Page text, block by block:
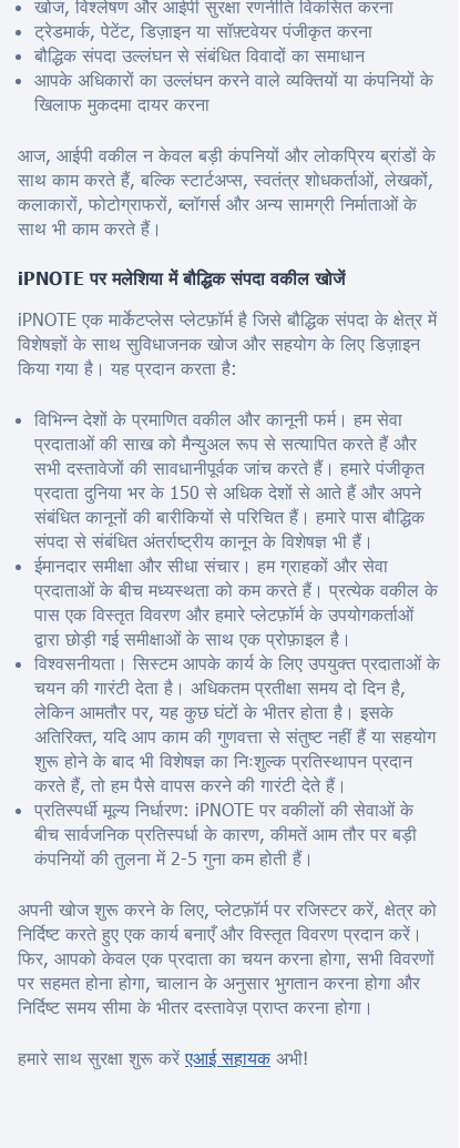
खोज, विश्लेषण और आईपी सुरक्षा रणनीति विकसित करना
ट्रेडमार्क, पेटेंट, डिज़ाइन या सॉफ़्टवेयर पंजीकृत करना
बौद्धिक संपदा उल्लंघन से संबंधित विवादों का समाधान
आपके अधिकारों का उल्लंघन करने वाले व्यक्तियों या कंपनियों के
खिलाफ मुकदमा दायर करना
आज, आईपी वकील न केवल बड़ी कंपनियों और लोकप्रिय ब्रांडों के
साथ काम करते हैं, बल्कि स्टार्टअप्स, स्वतंत्र शोधकर्ताओं, लेखकों,
कलाकारों, फोटोग्राफरों, ब्लॉगर्स और अन्य सामग्री निर्माताओं के
साथ भी काम करते हैं।
iPNOTE पर मलेशिया में बौद्धिक संपदा वकील खोजें
iPNOTE एक मार्केटप्लेस प्लेटफ़ॉर्म है जिसे बौद्धिक संपदा के क्षेत्र में
विशेषज्ञों के साथ सुविधाजनक खोज और सहयोग के लिए डिज़ाइन
किया गया है। यह प्रदान करता है:
विभिन्न देशों के प्रमाणित वकील और कानूनी फर्म। हम सेवा
प्रदाताओं की साख को मैन्युअल रूप से सत्यापित करते हैं और
सभी दस्तावेजों की सावधानीपूर्वक जांच करते हैं। हमारे पंजीकृत
प्रदाता दुनिया भर के 150 से अधिक देशों से आते हैं और अपने
संबंधित कानूनों की बारीकियों से परिचित हैं। हमारे पास बौद्धिक
संपदा से संबंधित अंतर्राष्ट्रीय कानून के विशेषज्ञ भी हैं।
ईमानदार समीक्षा और सीधा संचार। हम ग्राहकों और सेवा
प्रदाताओं के बीच मध्यस्थता को कम करते हैं। प्रत्येक वकील के
पास एक विस्तृत विवरण और हमारे प्लेटफ़ॉर्म के उपयोगकर्ताओं
द्वारा छोड़ी गई समीक्षाओं के साथ एक प्रोफ़ाइल है।
विश्वसनीयता। सिस्टम आपके कार्य के लिए उपयुक्त प्रदाताओं के
चयन की गारंटी देता है। अधिकतम प्रतीक्षा समय दो दिन है,
लेकिन आमतौर पर, यह कुछ घंटों के भीतर होता है। इसके
अतिरिक्त, यदि आप काम की गुणवत्ता से संतुष्ट नहीं हैं या सहयोग
शुरू होने के बाद भी विशेषज्ञ का निःशुल्क प्रतिस्थापन प्रदान
करते हैं, तो हम पैसे वापस करने की गारंटी देते हैं।
प्रतिस्पर्धी मूल्य निर्धारण: iPNOTE पर वकीलों की सेवाओं के
बीच सार्वजनिक प्रतिस्पर्धा के कारण, कीमतें आम तौर पर बड़ी
कंपनियों की तुलना में 2-5 गुना कम होती हैं।
अपनी खोज शुरू करने के लिए, प्लेटफ़ॉर्म पर रजिस्टर करें, क्षेत्र को
निर्दिष्ट करते हुए एक कार्य बनाएँ और विस्तृत विवरण प्रदान करें।
फिर, आपको केवल एक प्रदाता का चयन करना होगा, सभी विवरणों
पर सहमत होना होगा, चालान के अनुसार भुगतान करना होगा और
निर्दिष्ट समय सीमा के भीतर दस्तावेज़ प्राप्त करना होगा।
हमारे साथ सुरक्षा शुरू करेंएआई सहायक अभी!